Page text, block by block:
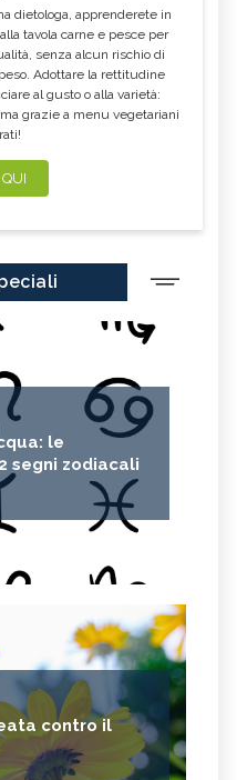
dietologa, apprenderete in
tavola carne e pesce per
senza alcun rischio di
Adottare la rettitudine
al gusto o alla varietà:
grazie a menu vegetariani
le
segni zodiacali
contro il